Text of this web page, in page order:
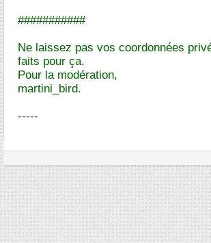
###########
Ne laissez pas vos coordonnées
faits pour ça.
Pour la modération,
martini_bird.
-----